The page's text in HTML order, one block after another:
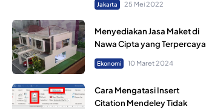
Jakarta 25 Mei 2022
Menyediakan Jasa Maket di
Nawa Cipta yang Terpercaya
Ekonomi 10 Maret 2024
Cara Mengatasi Insert
Citation Mendeley Tidak